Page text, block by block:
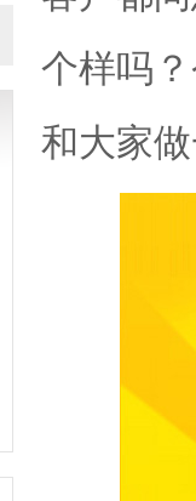
个样吗
和大家